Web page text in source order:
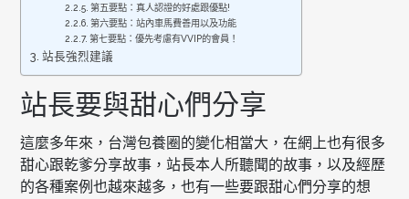
第五要點：真人認證的好處跟優點!
第六要點：站內車馬費善用以及功能
第七要點：優先考慮有VVIP的會員！
站長強烈建議
站長要與甜心們分享
這麼多年來，台灣包養圈的變化相當大，在網上也有很多
甜心跟乾爹分享故事，站長本人所聽聞的故事，以及經歷
的各種案例也越來越多，也有一些要跟甜心們分享的想